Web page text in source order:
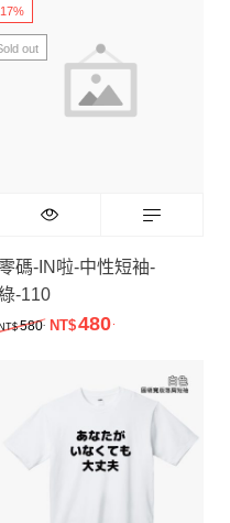
。
out
零碼-IN啦-中性短袖-
-110
NT$ 580. 原始價格：NT$580.。
NT$480